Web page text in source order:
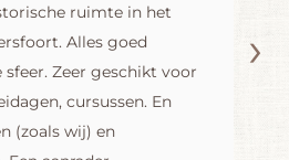
ruimte in het
Alles goed
sfeer. Zeer geschikt voor
cursussen. En
(zoals wij) en
›